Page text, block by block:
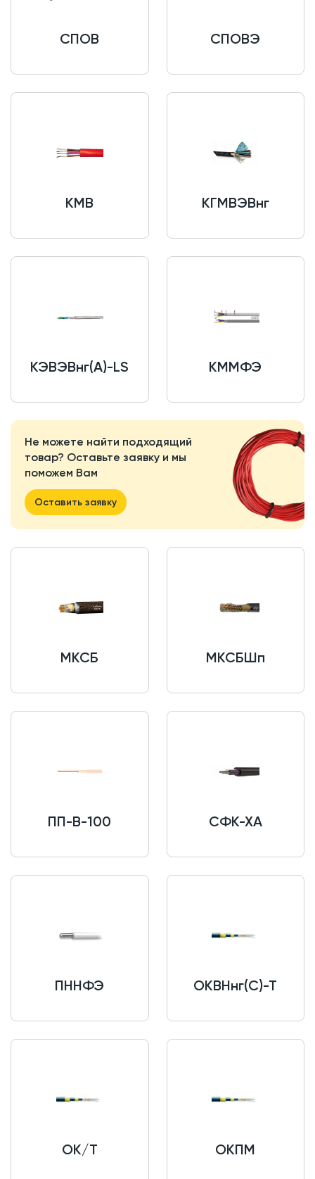
СПОВ СПОВЭ
КМВ КГМВЭВнг
КЭВЭВнг(A)-LS КММФЭ
Не можете найти подходящий
товар? Оставьте заявку и мы
поможем Вам
Оставить заявку
МКСБ МКСБШп
ПП-В-100 СФК-ХА
ПННФЭ ОКВНнг(С)-Т
ОК/Т ОКПМ